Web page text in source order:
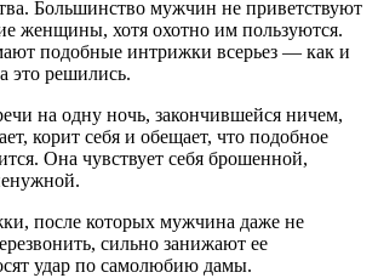
Большинство мужчин не приветствуют
женщины, хотя охотно им пользуются.
подобные интрижки всерьез — как и
это решились.
на одну ночь, закончившейся ничем,
корит себя и обещает, что подобное
Она чувствует себя брошенной,
после которых мужчина даже не
сильно занижают ее
удар по самолюбию дамы.